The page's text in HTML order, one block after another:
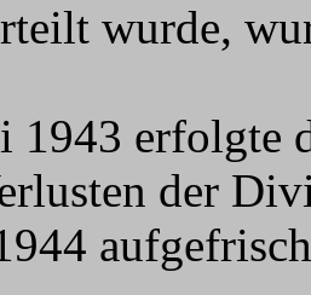
wurde,
1943 erfolgte
der